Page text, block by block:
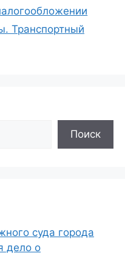
Транспортный
Поиск
суда города
дело о